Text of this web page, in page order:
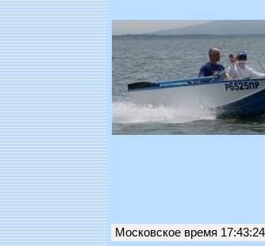
Московское время 17:43:24